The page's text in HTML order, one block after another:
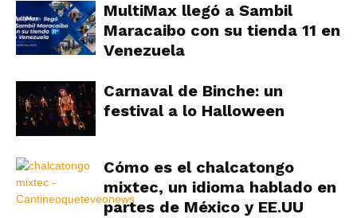
MultiMax llegó a Sambil
Maracaibo con su tienda 11 en
Venezuela
Carnaval de Binche: un
festival a lo Halloween
Cómo es el chalcatongo
mixtec, un idioma hablado en
partes de México y EE.UU